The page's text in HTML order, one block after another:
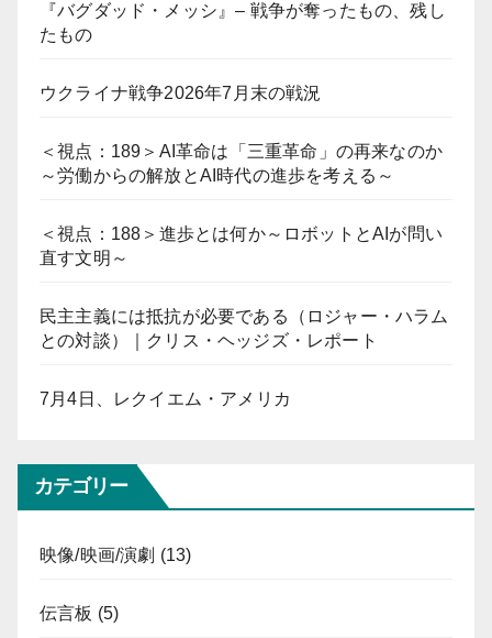
『バグダッド・メッシ』– 戦争が奪ったもの、残し
たもの
ウクライナ戦争2026年7月末の戦況
＜視点：189＞AI革命は「三重革命」の再来なのか
～労働からの解放とAI時代の進歩を考える～
＜視点：188＞進歩とは何か～ロボットとAIが問い
直す文明～
民主主義には抵抗が必要である（ロジャー・ハラム
との対談）｜クリス・ヘッジズ・レポート
7月4日、レクイエム・アメリカ
カテゴリー
映像/映画/演劇 (13)
伝言板 (5)